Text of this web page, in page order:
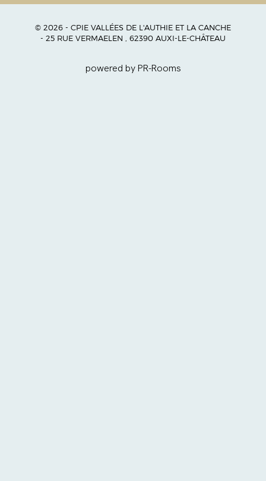
© 2026 - CPIE VALLÉES DE L'AUTHIE ET LA CANCHE
- 25 RUE VERMAELEN , 62390 AUXI-LE-CHÂTEAU
powered by PR-Rooms